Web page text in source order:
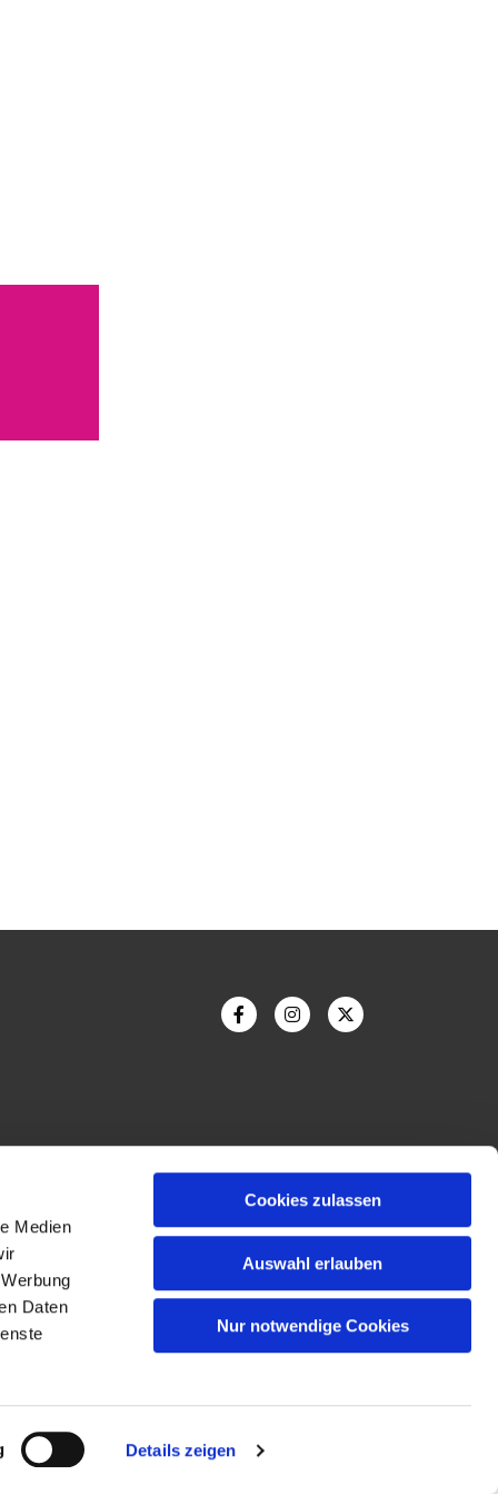
Medien
Daten
Details zeigen
Cookies zulassen
Auswahl erlauben
Nur notwendige Cookies